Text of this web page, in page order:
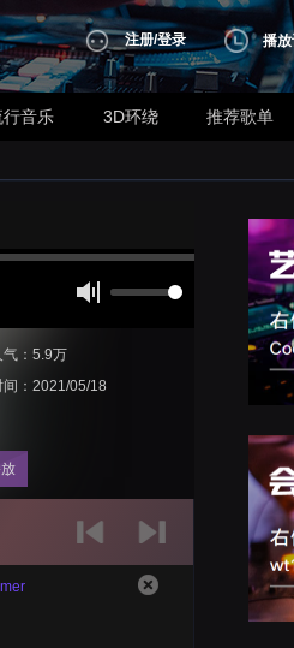
注册/登录 播
行音乐 3D环绕 推荐歌单
气：5.9万
间：2021/05/18